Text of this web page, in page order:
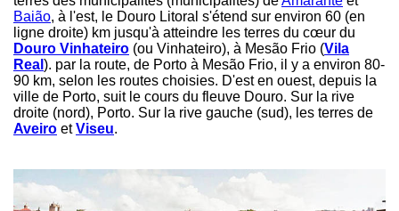
Baião, à l'est, le Douro Litoral s'étend sur environ 60 (en
ligne droite) km jusqu'à atteindre les terres du cœur du
Douro Vinhateiro (ou Vinhateiro), à Mesão Frio (Vila
Real ). par la route, de Porto à Mesão Frio, il y a environ 80-
90 km, selon les routes choisies. D'est en ouest, depuis la
ville de Porto, suit le cours du fleuve Douro. Sur la rive
droite (nord), Porto. Sur la rive gauche (sud), les terres de
Aveiro etViseu.